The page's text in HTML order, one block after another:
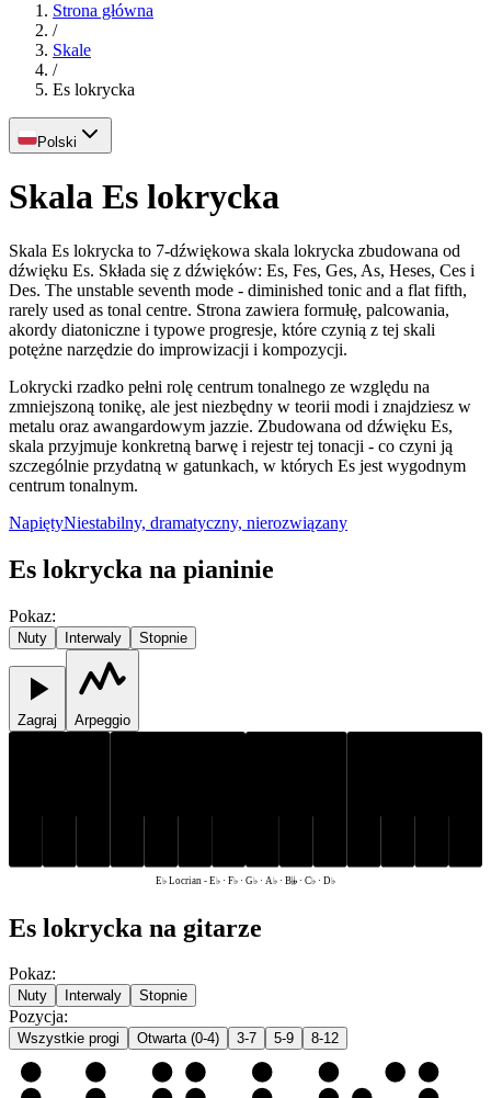
Strona główna
/
Skale
/
Es lokrycka
Polski
Skala Es lokrycka
Skala Es lokrycka to 7-dźwiękowa skala lokrycka zbudowana od
dźwięku Es. Składa się z dźwięków: Es, Fes, Ges, As, Heses, Ces i
Des. The unstable seventh mode - diminished tonic and a flat fifth,
rarely used as tonal centre. Strona zawiera formułę, palcowania,
akordy diatoniczne i typowe progresje, które czynią z tej skali
potężne narzędzie do improwizacji i kompozycji.
Lokrycki rzadko pełni rolę centrum tonalnego ze względu na
zmniejszoną tonikę, ale jest niezbędny w teorii modi i znajdziesz w
metalu oraz awangardowym jazzie. Zbudowana od dźwięku Es,
skala przyjmuje konkretną barwę i rejestr tej tonacji - co czyni ją
szczególnie przydatną w gatunkach, w których Es jest wygodnym
centrum tonalnym.
NapiętyNiestabilny, dramatyczny, nierozwiązany
Es lokrycka na pianinie
Pokaz:
Nuty Interwaly Stopnie
Zagraj Arpeggio
E♭ Locrian -E♭ · F♭ · G♭ · A♭ · B𝄫 · C♭ · D♭
Es lokrycka na gitarze
Pokaz:
Nuty Interwaly Stopnie
Pozycja:
Wszystkie progi Otwarta (0-4) 3-7 5-9 8-12